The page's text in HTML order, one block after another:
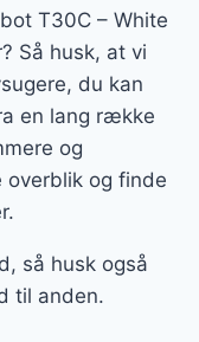
T30C – White
Så husk, at vi
du kan
en lang række
og
og finde
så husk også
til anden.